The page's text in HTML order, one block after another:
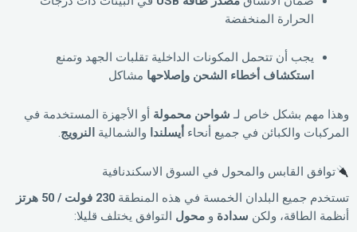
الحرارة المنخفضة
يجب أن تتحمل المكونات الداخلية تقلبات الجهد وتمنع
استكشاف أخطاء الشحن وإصلاحها مشاكل
وهذا مهم بشكل خاص لـ شواحن محمولة أو الأجهزة المستخدمة في
المركبات والكبائن في جميع أنحاء أيسلندا والشمالية النرويج.
توافق القابس والمحول في السوق الاسكندنافية
تستخدم جميع البلدان الخمسة في هذه المنطقة 230 فولت / 50 هرتز
أنظمة الطاقة، ولكن سدادة و محول التوافق يختلف قليلا: